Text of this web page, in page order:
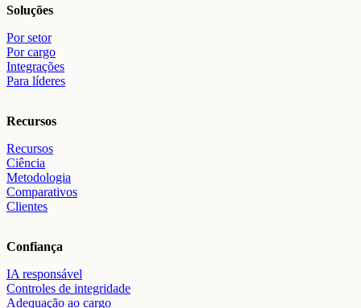
Soluções
Por setor
Por cargo
Integrações
Para líderes
Recursos
Recursos
Ciência
Metodologia
Comparativos
Clientes
Confiança
IA responsável
Controles de integridade
Adequação ao cargo